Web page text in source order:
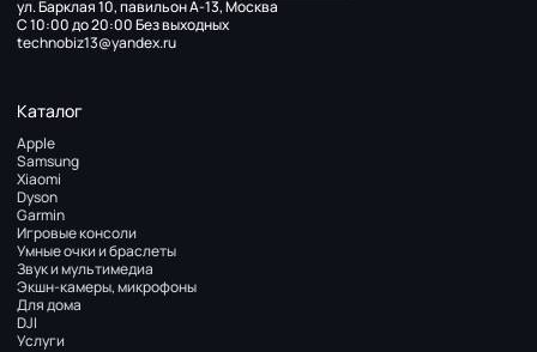
ул. Барклая 10, павильон А-13, Москва
С 10:00 до 20:00 Без выходных
technobiz13@yandex.ru
Каталог
Apple
Samsung
Xiaomi
Dyson
Garmin
Игровые консоли
Умные очки и браслеты
Звук и мультимедиа
Экшн-камеры, микрофоны
Для дома
DJI
Услуги